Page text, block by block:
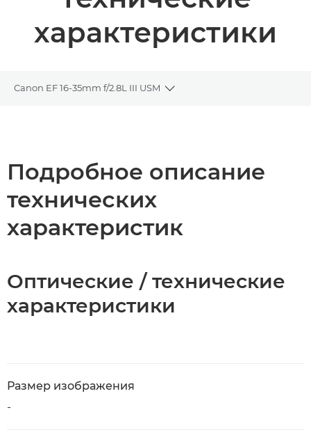
характеристики
Canon EF 16-35mm f/2.8L III USM
Toggle breadcrumbs
Подробное описание
технических
характеристик
Оптические / технические
характеристики
Размер изображения
-